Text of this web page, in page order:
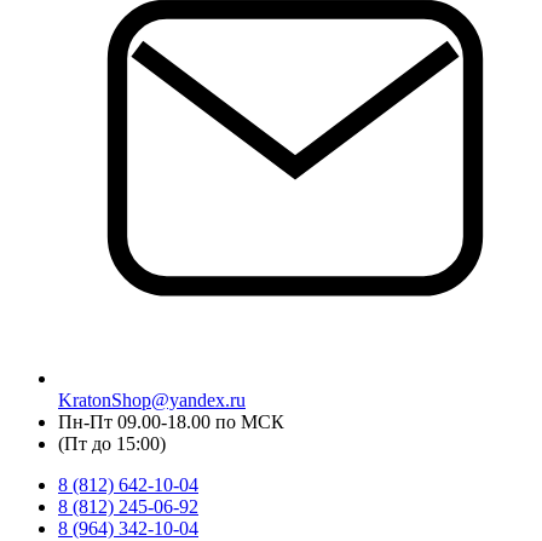
KratonShop@yandex.ru
Пн-Пт 09.00-18.00 по МСК
(Пт до 15:00)
8 (812) 642-10-04
8 (812) 245-06-92
8 (964) 342-10-04